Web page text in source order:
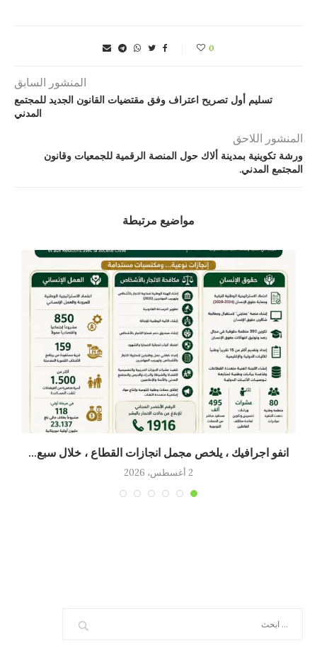
0
المنشور السابق
تسليم أول تصريح اعتراف وفق مقتضيات القانون الجديد للمجتمع
المدني
المنشور اللاحق
ورشة تكوينية بمدينة ألاك حول المنصة الرقمية للجمعيات وقانون
المجتمع المدني.
مواضيع مرتبطة
انفو اجرافيك ، يلخص مجمل انجازات القطاع ، خلال سبع...
2 أغسطس، 2026